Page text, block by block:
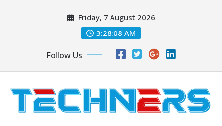
Friday, 7 August 2026
3:28:09 AM
Follow Us